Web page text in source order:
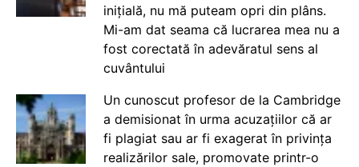
inițială, nu mă puteam opri din plâns.
Mi-am dat seama că lucrarea mea nu a
fost corectată în adevăratul sens al
cuvântului
Un cunoscut profesor de la Cambridge
a demisionat în urma acuzațiilor că ar
fi plagiat sau ar fi exagerat în privința
realizărilor sale, promovate printr-o